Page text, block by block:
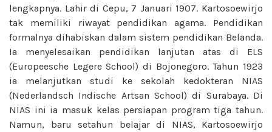
lengkapnya. Lahir di Cepu, 7 Januari 1907. Kartosoewirjo
tak memiliki riwayat pendidikan agama. Pendidikan
formalnya dihabiskan dalam sistem pendidikan Belanda.
Ia menyelesaikan pendidikan lanjutan atas di ELS
(Europeesche Legere School) di Bojonegoro. Tahun 1923
ia melanjutkan studi ke sekolah kedokteran NIAS
(Nederlandsch Indische Artsan School) di Surabaya. Di
NIAS ini ia masuk kelas persiapan program tiga tahun.
Namun, baru setahun belajar di NIAS, Kartosoewirjo